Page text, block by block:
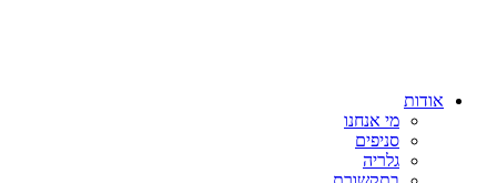
אודות
מי אנחנו
סניפים
גלריה